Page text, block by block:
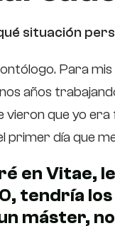
situación
Para
años
vieron que yo
primer día que
en Vitae,
tendría
máster,